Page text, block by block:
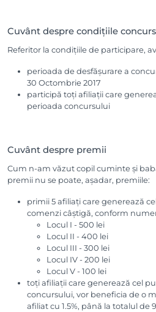
Cuvânt despre condițiile
Referitor la condițiile de participare,
perioada de desfășurare a
30 Octombrie 2017
participă toți afiliații care
perioada concursului
Cuvânt despre premii
Cum n-am văzut copil cuminte și
premii nu se poate, așadar, premiile:
primii 5 afiliați care generează
comenzi câștigă, conform
Locul I - 500 lei
Locul II - 400 lei
Locul III - 300 lei
Locul IV - 200 lei
Locul V - 100 lei
toți afiliații care generează cel
concursului, vor beneficia de o
afiliat cu 1.5%, până la totalul de